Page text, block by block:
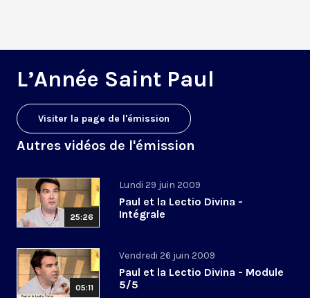
L’Année Saint Paul
Visiter la page de l'émission
Autres vidéos de l'émission
25:26
Lundi 29 juin 2009
Paul et la Lectio Divina -
Intégrale
05:11
Vendredi 26 juin 2009
Paul et la Lectio Divina - Module
5/5